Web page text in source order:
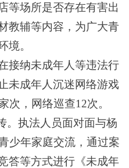
等场所是否存在有害出
教辅等内容，为广大青
境。
纳未成年人等违法行
未成年人沉迷网络游戏
次，网络巡查12次。
执法人员面对面与杨
少年家庭交流，通过案
答等方式进行《未成年